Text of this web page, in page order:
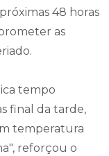
48 horas
as
tempo
final da tarde,
temperatura
reforçou o